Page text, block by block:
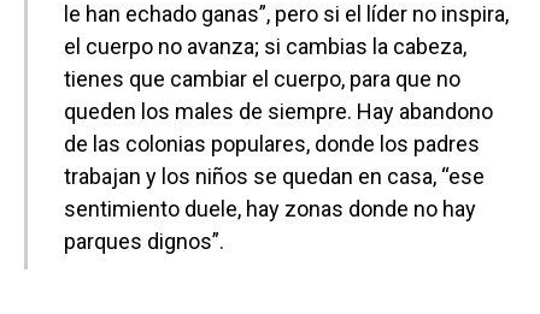
le han echado ganas”, pero si el líder no inspira,
el cuerpo no avanza; si cambias la cabeza,
tienes que cambiar el cuerpo, para que no
queden los males de siempre. Hay abandono
de las colonias populares, donde los padres
trabajan y los niños se quedan en casa, “ese
sentimiento duele, hay zonas donde no hay
parques dignos”.